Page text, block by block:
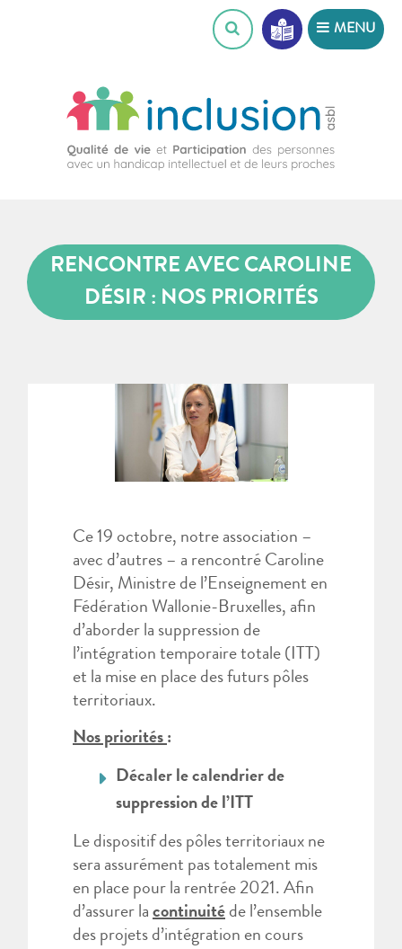
MENU
RENCONTRE AVEC CAROLINE
DÉSIR : NOS PRIORITÉS
Ce 19 octobre, notre association –
avec d’autres – a rencontré Caroline
Désir, Ministre de l’Enseignement en
Fédération Wallonie-Bruxelles, afin
d’aborder la suppression de
l’intégration temporaire totale (ITT)
et la mise en place des futurs pôles
territoriaux.
Nos priorités :
Décaler le calendrier de
suppression de l’ITT
Le dispositif des pôles territoriaux ne
sera assurément pas totalement mis
en place pour la rentrée 2021. Afin
d’assurer la continuité de l’ensemble
des projets d’intégration en cours